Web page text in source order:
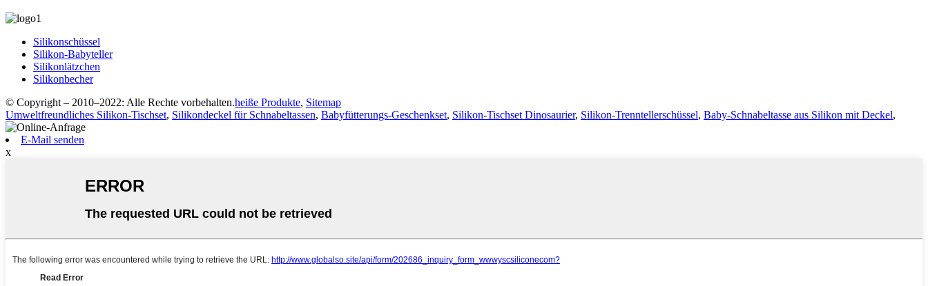
Silikonschüssel
Silikon-Babyteller
Silikonlätzchen
Silikonbecher
© Copyright – 2010–2022: Alle Rechte vorbehalten.heiße Produkte, Sitemap
Umweltfreundliches Silikon-Tischset, Silikondeckel für Schnabeltassen, Babyfütterungs-Geschenkset, Silikon-Tischset Dinosaurier, Silikon-Trenntellerschüssel, Baby-Schnabeltasse aus Silikon mit Deckel,
E-Mail senden
x